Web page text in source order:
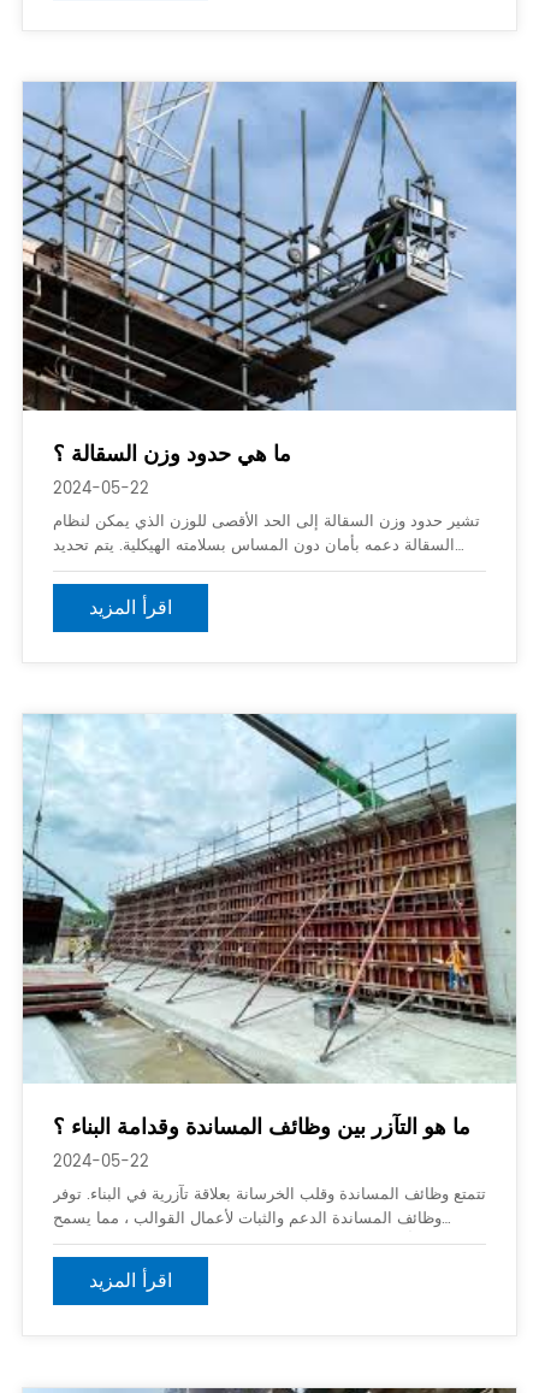
ما هي حدود وزن السقالة ؟
2024-05-22
تشير حدود وزن السقالة إلى الحد الأقصى للوزن الذي يمكن لنظام
السقالة دعمه بأمان دون المساس بسلامته الهيكلية. يتم تحديد
حدود الوزن هذه من خلال عوامل مثل نوع السقالة وتصميمها
والمواد المستخدمة والتكوين المحدد للقطعة
اقرأ المزيد
ما هو التآزر بين وظائف المساندة وقدامة البناء ؟
2024-05-22
تتمتع وظائف المساندة وقلب الخرسانة بعلاقة تآزرية في البناء. توفر
وظائف المساندة الدعم والثبات لأعمال القوالب ، مما يسمح
بتشييدها بأمان وفعالية. القوالب ، بدوره ، يوفر أساسا متينا لأعمال
الخرسانة ويحمي العمال والمعدات من السقوط
اقرأ المزيد